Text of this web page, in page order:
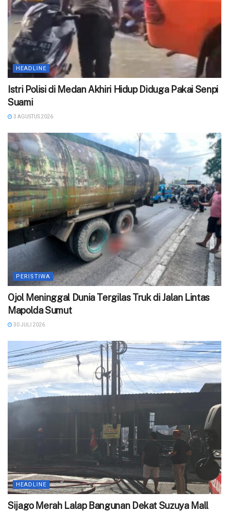
HEADLINE
‎Istri Polisi di Medan Akhiri Hidup Diduga Pakai Senpi
Suami
3 AGUSTUS 2026
PERISTIWA
Ojol Meninggal Dunia Tergilas Truk di Jalan Lintas
Mapolda Sumut
30 JULI 2026
HEADLINE
Sijago Merah Lalap Bangunan Dekat Suzuya Mall